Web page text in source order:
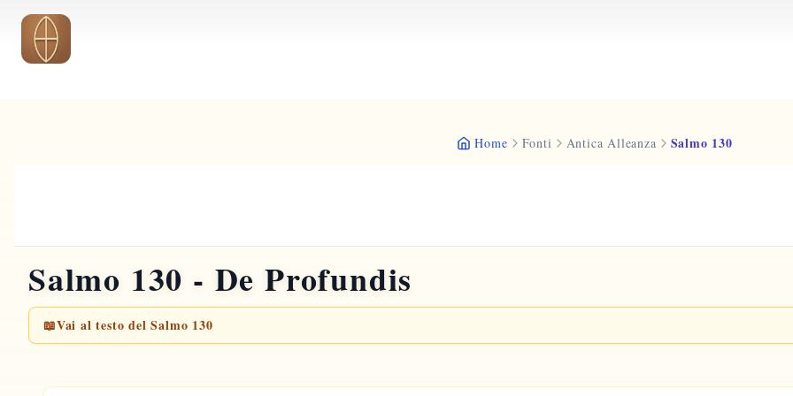
Vai al contenuto principale
Home Fonti Antica Alleanza Salmo 130
Salmo 130 - De Profundis
📖Vai al testo del Salmo 130